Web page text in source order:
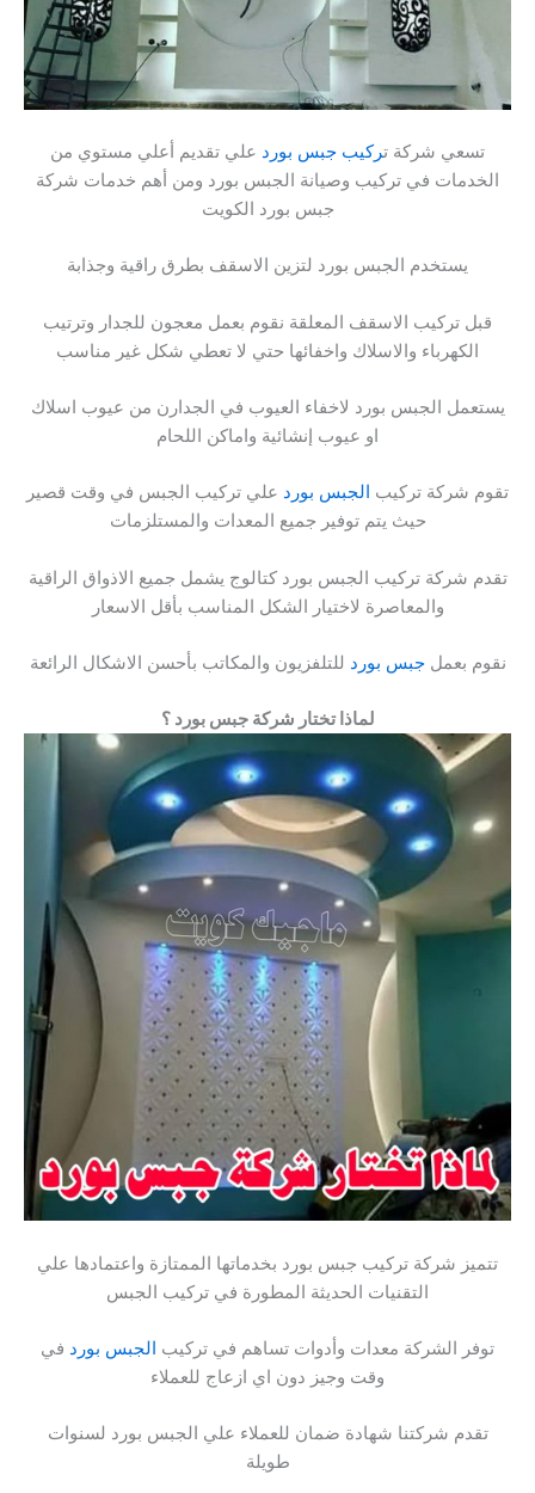
تسعي شركة تركيب جبس بورد علي تقديم أعلي مستوي من
الخدمات في تركيب وصيانة الجبس بورد ومن أهم خدمات شركة
جبس بورد الكويت
يستخدم الجبس بورد لتزين الاسقف بطرق راقية وجذابة
قبل تركيب الاسقف المعلقة نقوم بعمل معجون للجدار وترتيب
الكهرباء والاسلاك واخفائها حتي لا تعطي شكل غير مناسب
يستعمل الجبس بورد لاخفاء العيوب في الجدارن من عيوب اسلاك
او عيوب إنشائية واماكن اللحام
تقوم شركة تركيب الجبس بورد علي تركيب الجبس في وقت قصير
حيث يتم توفير جميع المعدات والمستلزمات
تقدم شركة تركيب الجبس بورد كتالوج يشمل جميع الاذواق الراقية
والمعاصرة لاختيار الشكل المناسب بأقل الاسعار
نقوم بعملجبس بورد للتلفزيون والمكاتب بأحسن الاشكال الرائعة
لماذا تختار شركة جبس بورد ؟
تتميز شركة تركيب جبس بورد بخدماتها الممتازة واعتمادها علي
التقنيات الحديثة المطورة في تركيب الجبس
توفر الشركة معدات وأدوات تساهم في تركيب الجبس بورد في
وقت وجيز دون اي ازعاج للعملاء
تقدم شركتنا شهادة ضمان للعملاء علي الجبس بورد لسنوات
طويلة